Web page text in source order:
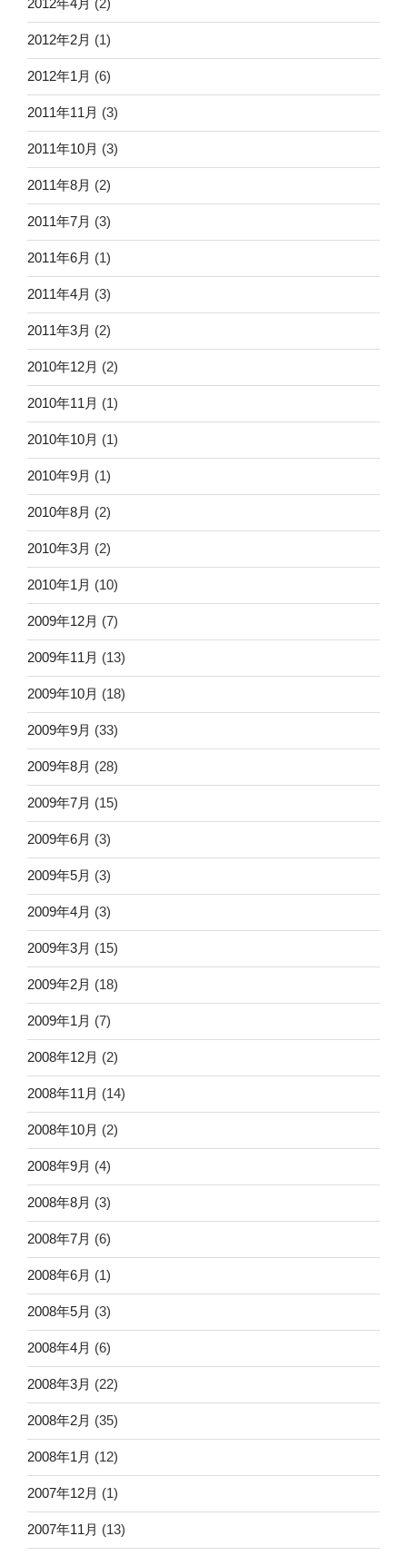
2012年4月 (2)
2012年2月 (1)
2012年1月 (6)
2011年11月 (3)
2011年10月 (3)
2011年8月 (2)
2011年7月 (3)
2011年6月 (1)
2011年4月 (3)
2011年3月 (2)
2010年12月 (2)
2010年11月 (1)
2010年10月 (1)
2010年9月 (1)
2010年8月 (2)
2010年3月 (2)
2010年1月 (10)
2009年12月 (7)
2009年11月 (13)
2009年10月 (18)
2009年9月 (33)
2009年8月 (28)
2009年7月 (15)
2009年6月 (3)
2009年5月 (3)
2009年4月 (3)
2009年3月 (15)
2009年2月 (18)
2009年1月 (7)
2008年12月 (2)
2008年11月 (14)
2008年10月 (2)
2008年9月 (4)
2008年8月 (3)
2008年7月 (6)
2008年6月 (1)
2008年5月 (3)
2008年4月 (6)
2008年3月 (22)
2008年2月 (35)
2008年1月 (12)
2007年12月 (1)
2007年11月 (13)